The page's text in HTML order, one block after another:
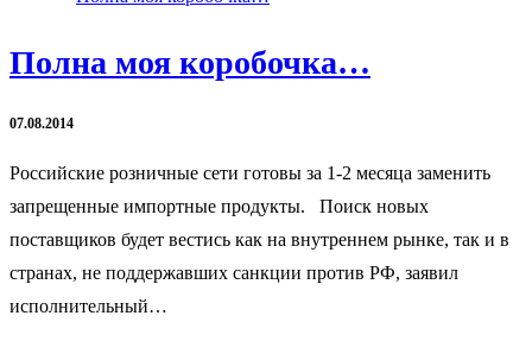
Полна моя коробочка…
07.08.2014
Российские розничные сети готовы за 1-2 месяца заменить
запрещенные импортные продукты. Поиск новых
поставщиков будет вестись как на внутреннем рынке, так и в
странах, не поддержавших санкции против РФ, заявил
исполнительный…